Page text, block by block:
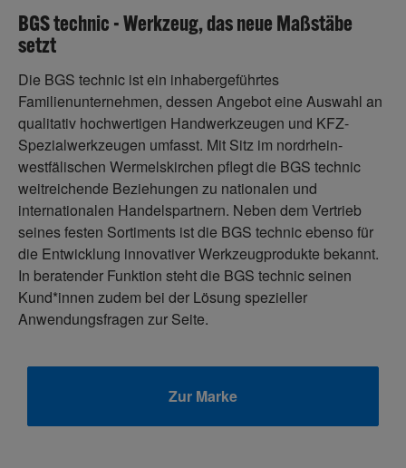
BGS technic - Werkzeug, das neue Maßstäbe
setzt
Die BGS technic ist ein inhabergeführtes
Familienunternehmen, dessen Angebot eine Auswahl an
qualitativ hochwertigen Handwerkzeugen und KFZ-
Spezialwerkzeugen umfasst. Mit Sitz im nordrhein-
westfälischen Wermelskirchen pflegt die BGS technic
weitreichende Beziehungen zu nationalen und
internationalen Handelspartnern. Neben dem Vertrieb
seines festen Sortiments ist die BGS technic ebenso für
die Entwicklung innovativer Werkzeugprodukte bekannt.
In beratender Funktion steht die BGS technic seinen
Kund*innen zudem bei der Lösung spezieller
Anwendungsfragen zur Seite.
Zur Marke